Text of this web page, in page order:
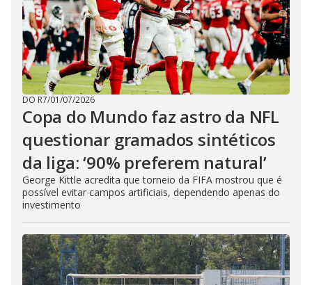
DO R7/01/07/2026
Copa do Mundo faz astro da NFL
questionar gramados sintéticos
da liga: ‘90% preferem natural’
George Kittle acredita que torneio da FIFA mostrou que é
possível evitar campos artificiais, dependendo apenas do
investimento